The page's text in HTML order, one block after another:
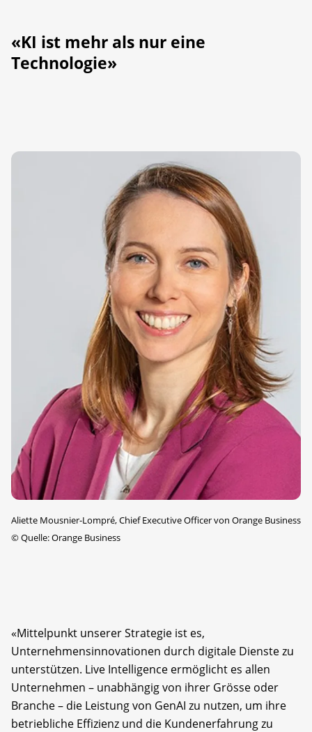
«KI ist mehr als nur eine
Technologie»
Aliette Mousnier-Lompré, Chief Executive Officer von Orange Business
©Quelle: Orange Business
«Mittelpunkt unserer Strategie ist es,
Unternehmensinnovationen durch digitale Dienste zu
unterstützen. Live Intelligence ermöglicht es allen
Unternehmen – unabhängig von ihrer Grösse oder
Branche – die Leistung von GenAI zu nutzen, um ihre
betriebliche Effizienz und die Kundenerfahrung zu